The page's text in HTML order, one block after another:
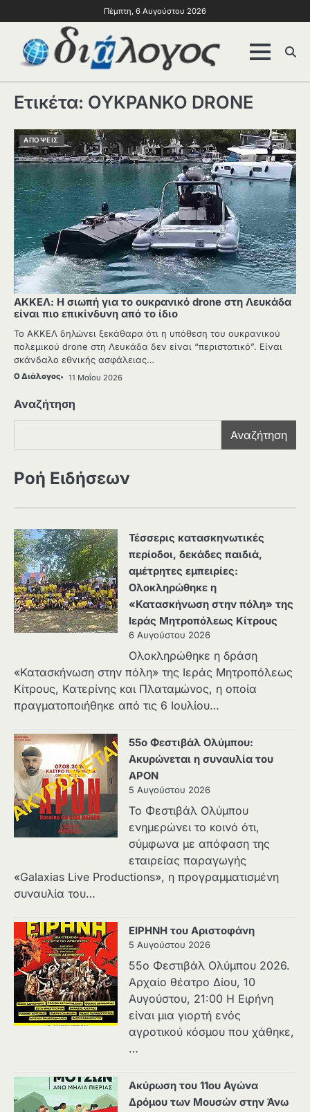
Πέμπτη, 6 Αυγούστου 2026
Ετικέτα: ΟΥΚΡΑΝΚΟ DRONE
ΑΠΟΨΕΙΣ
ΑΚΚΕΛ: Η σιωπή για το ουκρανικό drone στη Λευκάδα
είναι πιο επικίνδυνη από το ίδιο
Το ΑΚΚΕΛ δηλώνει ξεκάθαρα ότι η υπόθεση του ουκρανικού
πολεμικού drone στη Λευκάδα δεν είναι “περιστατικό”. Είναι
σκάνδαλο εθνικής ασφάλειας…
Ο Διάλογος 11 Μαΐου 2026
Αναζήτηση
Αναζήτηση
Ροή Ειδήσεων
Τέσσερις κατασκηνωτικές
περίοδοι, δεκάδες παιδιά,
αμέτρητες εμπειρίες:
Ολοκληρώθηκε η
«Κατασκήνωση στην πόλη» της
Ιεράς Μητροπόλεως Κίτρους
6 Αυγούστου 2026
Ολοκληρώθηκε η δράση
«Κατασκήνωση στην πόλη» της Ιεράς Μητροπόλεως
Κίτρους, Κατερίνης και Πλαταμώνος, η οποία
πραγματοποιήθηκε από τις 6 Ιουλίου…
55ο Φεστιβάλ Ολύμπου:
Ακυρώνεται η συναυλία του
APON
5 Αυγούστου 2026
Το Φεστιβάλ Ολύμπου
ενημερώνει το κοινό ότι,
σύμφωνα με απόφαση της
εταιρείας παραγωγής
«Galaxias Live Productions», η προγραμματισμένη
συναυλία του…
ΕΙΡΗΝΗ του Αριστοφάνη
5 Αυγούστου 2026
55ο Φεστιβάλ Ολύμπου 2026.
Αρχαίο θέατρο Δίου, 10
Αυγούστου, 21:00 H Ειρήνη
είναι μια γιορτή ενός
αγροτικού κόσμου που χάθηκε,
…
Ακύρωση του 11ου Αγώνα
Δρόμου των Μουσών στην Άνω